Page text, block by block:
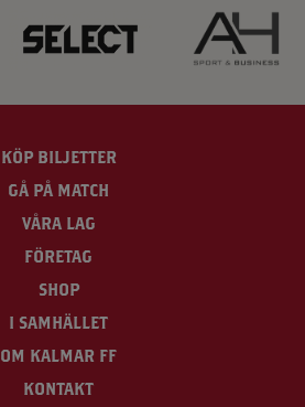
KÖP BILJETTER
GÅ PÅ MATCH
VÅRA LAG
FÖRETAG
SHOP
I SAMHÄLLET
OM KALMAR FF
KONTAKT